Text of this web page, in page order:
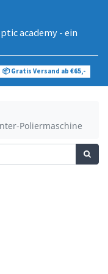
academy - ein
📦 Gratis Versand ab €65,-
Poliermaschine